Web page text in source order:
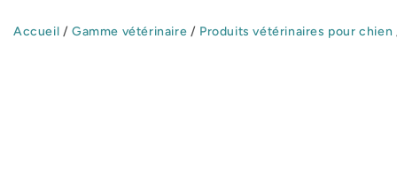
Accueil / Gamme vétérinaire / Produits vétérinaires pour chien